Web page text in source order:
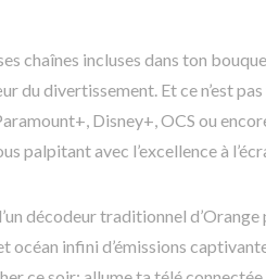
chaînes incluses dans ton
du divertissement. Et ce n’est
Disney+, OCS ou
palpitant avec l’excellence à
décodeur traditionnel
infini d’émissions